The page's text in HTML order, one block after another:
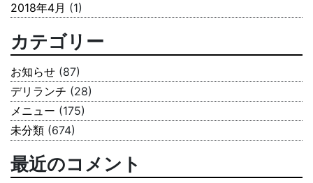
2018年4月 (1)
カテゴリー
お知らせ (87)
デリランチ (28)
メニュー (175)
未分類 (674)
最近のコメント